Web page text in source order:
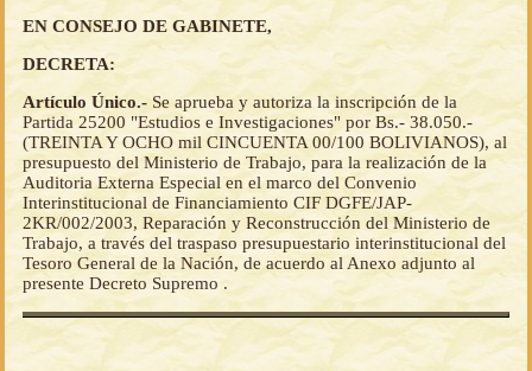
EN CONSEJO DE GABINETE,
DECRETA:
Artículo Único.- Se aprueba y autoriza la inscripción de la
Partida 25200 "Estudios e Investigaciones" por Bs.- 38.050.-
(TREINTA Y OCHO mil CINCUENTA 00/100 BOLIVIANOS), al
presupuesto del Ministerio de Trabajo, para la realización de la
Auditoria Externa Especial en el marco del Convenio
Interinstitucional de Financiamiento CIF DGFE/JAP-
2KR/002/2003, Reparación y Reconstrucción del Ministerio de
Trabajo, a través del traspaso presupuestario interinstitucional del
Tesoro General de la Nación, de acuerdo al Anexo adjunto al
presente Decreto Supremo .